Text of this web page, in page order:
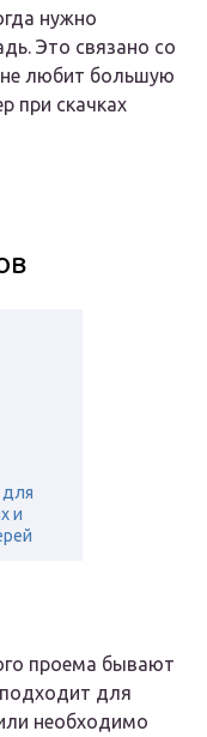
нужно
Это связано со
любит большую
при скачках
для
и
проема бывают
для
необходимо